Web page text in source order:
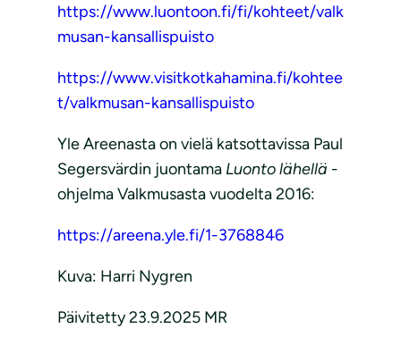
https://www.luontoon.fi/fi/kohteet/valk
musan-kansallispuisto
https://www.visitkotkahamina.fi/kohtee
t/valkmusan-kansallispuisto
Yle Areenasta on vielä katsottavissa Paul
Segersvärdin juontama Luonto lähellä -
ohjelma Valkmusasta vuodelta 2016:
https://areena.yle.fi/1-3768846
Kuva: Harri Nygren
Päivitetty 23.9.2025 MR